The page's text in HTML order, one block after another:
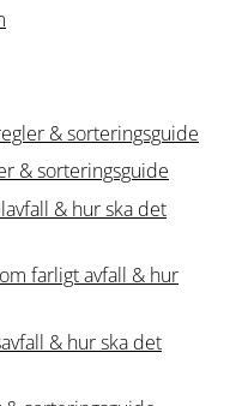
& sorteringsguide
& sorteringsguide
& hur ska det
farligt avfall & hur
& hur ska det